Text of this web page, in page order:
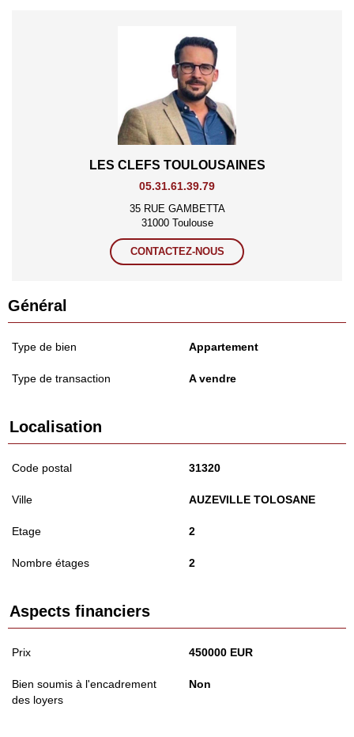
LES CLEFS TOULOUSAINES
05.31.61.39.79
35 RUE GAMBETTA
31000 Toulouse
CONTACTEZ-NOUS
Général
Type de bien Appartement
Type de transaction A vendre
Localisation
Code postal 31320
Ville AUZEVILLE TOLOSANE
Etage 2
Nombre étages 2
Aspects financiers
Prix 450000 EUR
Bien soumis à l'encadrement
des loyers
Non